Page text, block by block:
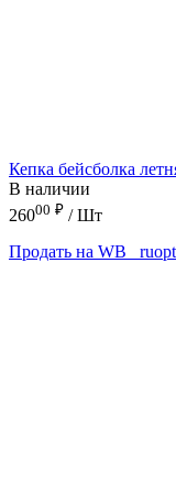
Кепка бейсболка
В наличии
26000 ₽ / Шт
Продать на WB